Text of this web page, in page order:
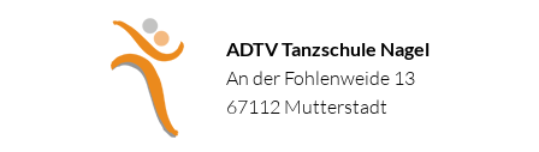
ADTV Tanzschule Nagel
An der Fohlenweide 13
67112 Mutterstadt